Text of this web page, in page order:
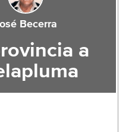
Becerra
a